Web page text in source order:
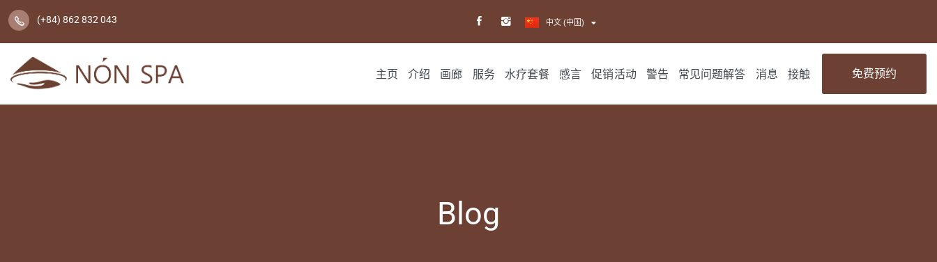
(+84) 862 832 043 中文 (中国)
日本語
主页 介绍 画廊 服务 水疗套餐 感言 促销活动 警告 常见问题解答 消息 接触 免费预约
Blog